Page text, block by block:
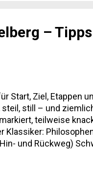
–
Start, Ziel, Etappen
steil, still – und
teilweise
Klassiker:
und Rückweg)
ist aber